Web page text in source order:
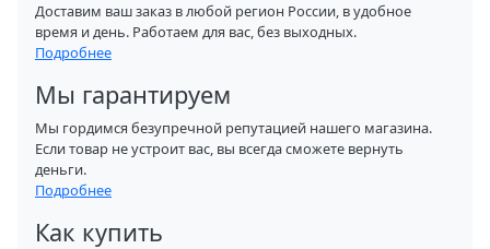
Доставим ваш заказ в любой регион России, в удобное
время и день. Работаем для вас, без выходных.
Подробнее
Мы гарантируем
Мы гордимся безупречной репутацией нашего магазина.
Если товар не устроит вас, вы всегда сможете вернуть
деньги.
Подробнее
Как купить